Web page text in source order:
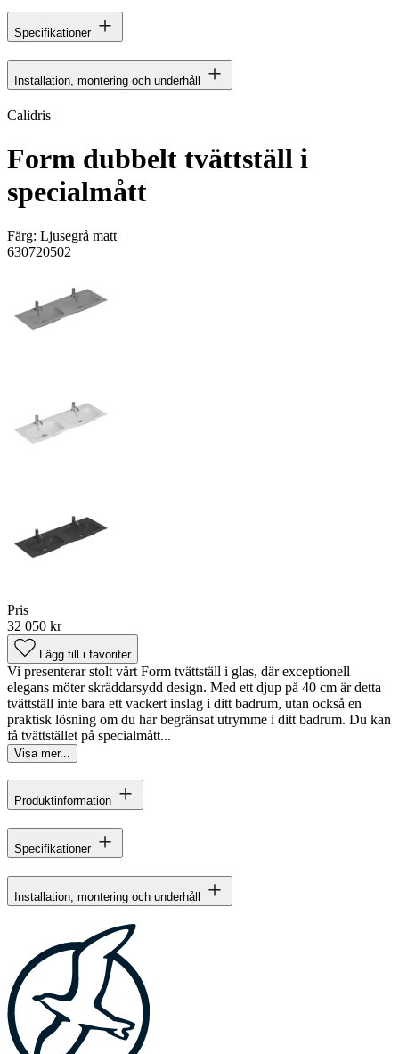
Specifikationer
Installation, montering och underhåll
Calidris
Form dubbelt tvättställ i
specialmått
Färg: Ljusegrå matt
630720502
Pris
32 050 kr
Lägg till i favoriter
Vi presenterar stolt vårt Form tvättställ i glas, där exceptionell
elegans möter skräddarsydd design. Med ett djup på 40 cm är detta
tvättställ inte bara ett vackert inslag i ditt badrum, utan också en
praktisk lösning om du har begränsat utrymme i ditt badrum. Du kan
få tvättstället på specialmått...
Visa mer...
Produktinformation
Specifikationer
Installation, montering och underhåll